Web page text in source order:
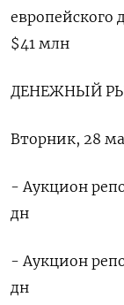
европейского
$41 млн
ДЕНЕЖНЫЙ
Вторник, 28
- Аукцион
дн
- Аукцион
дн